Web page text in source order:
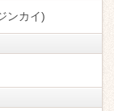
ンカイ)